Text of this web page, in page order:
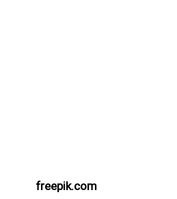
freepik.com